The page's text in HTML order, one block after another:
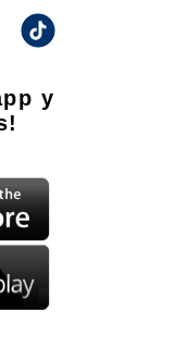
y